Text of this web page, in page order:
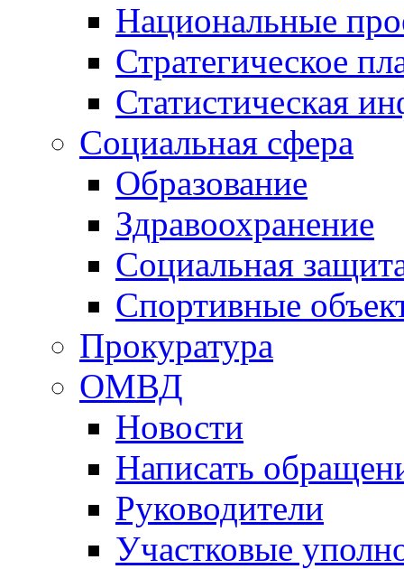
Национальные
Стратегическое
Статистическая
Социальная сфера
Образование
Здравоохранение
Социальная
Спортивные
Прокуратура
ОМВД
Новости
Написать
Руководители
Участковые